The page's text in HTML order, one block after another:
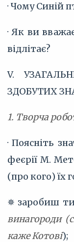
· Чому Синій
· Як ви
відлітає?
V.
ЗДОБУТИХ
1. Творча
· Поясніть
феєрії М.
(про кого) їх
✵ заробиш
винагороди
каже Котові);